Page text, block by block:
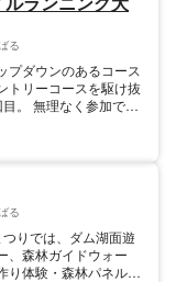
る
プダウンのあるコース
トリーコースを駆け抜
。 無理なく参加でき
る
りでは、ダム湖面遊
、森林ガイドウォー
り体験・森林パネルク